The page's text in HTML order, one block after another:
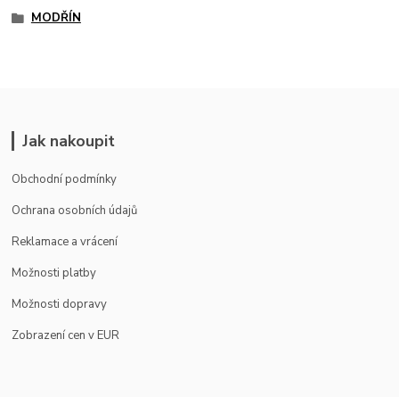
MODŘÍN
Jak nakoupit
Obchodní podmínky
Ochrana osobních údajů
Reklamace a vrácení
Možnosti platby
Možnosti dopravy
Zobrazení cen v EUR